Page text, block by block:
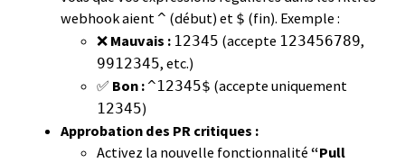
webhook aient^ (début) et $ (fin). Exemple :
❌ Mauvais : 12345 (accepte 123456789,
9912345, etc.)
✅ Bon :^12345$ (accepte uniquement
12345)
Approbation des PR critiques :
Activez la nouvelle fonctionnalité“Pull